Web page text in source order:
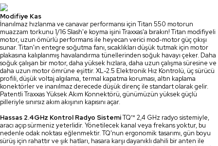
Modifiye Kas
İnanılmaz hızlanma ve canavar performansı için Titan 550 motorun
muazzam torkunu 1/16 Slash'e koyma işini Traxxas'a bırakın! Titan modifiyeli
motor, uzun ömürlü performans ile heyecan verici mod-motor güç çıkışı
sunar. Titan'ın entegre soğutma fanı, sıcaklıkları düşük tutmak için motor
plakasına kalıplanmış havalandırma tünellerinden soğuk havayı çeker. Daha
soğuk çalışan bir motor, daha yüksek hızlara, daha uzun çalışma süresine ve
daha uzun motor ömrüne eşittir. XL-2.5 Elektronik Hız Kontrolü, üç sürücü
profili, düşük voltaj algılama, termal kapatma koruması, altın kaplama
konektörler ve inanılmaz derecede düşük direnç ile standart olarak gelir.
Patentli Traxxas Yüksek Akım Konnektörü, günümüzün yüksek güçlü
pilleriyle sınırsız akım akışının kapısını açar.
Hassas 2.4GHz Kontrol Radyo SistemiTQ™ 2,4 GHz radyo sistemiyle,
aracı açıp sürmeniz yeterlidir. Yönetilecek kanal veya frekans yoktur, bu
nedenle odak noktası eğlenmektir. TQ'nun ergonomik tasarımı, gün boyu
sürüş için rahattır ve şık hatları, hasara karşı dayanıklı dahili bir anten ile